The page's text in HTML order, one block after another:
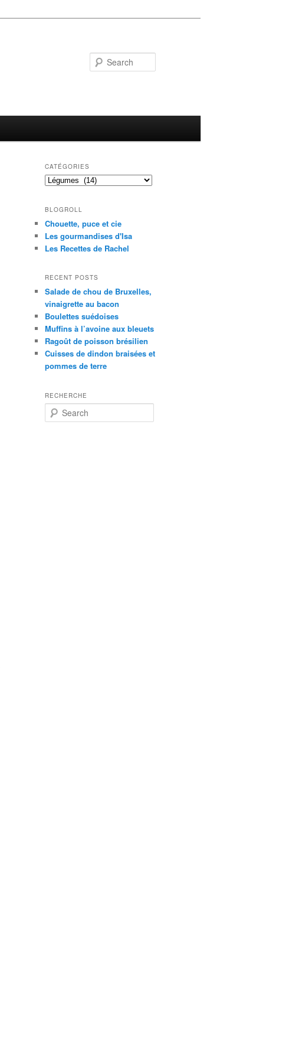
CATÉGORIES
Catégories
BLOGROLL
Chouette, puce et cie
Les gourmandises d'Isa
Les Recettes de Rachel
RECENT POSTS
Salade de chou de Bruxelles,
vinaigrette au bacon
Boulettes suédoises
Muffins à l’avoine aux bleuets
Ragoût de poisson brésilien
Cuisses de dindon braisées et
pommes de terre
RECHERCHE
e